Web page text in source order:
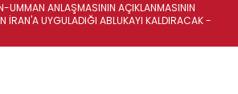
UMMAN ANLAŞMASININ AÇIKLANMASININ
İRAN'A UYGULADIĞI ABLUKAYI KALDIRACAK -